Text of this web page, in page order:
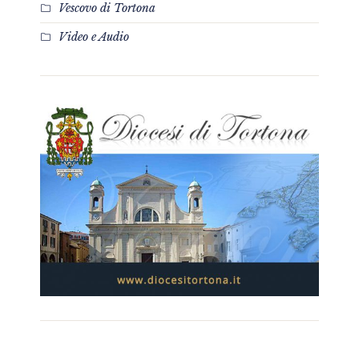
Vescovo di Tortona
Video e Audio